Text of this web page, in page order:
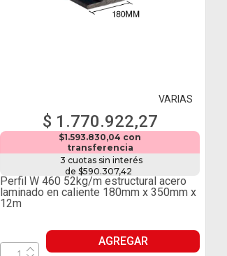
VARIAS
$ 1.770.922,27
$1.593.830,04 con
transferencia
3 cuotas sin interés
de $590.307,42
Perfil W 460 52kg/m estructural acero
laminado en caliente 180mm x 350mm x
12m
AGREGAR